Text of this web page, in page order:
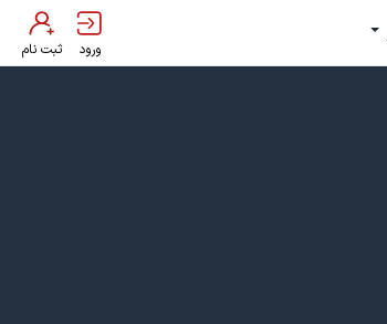
ورود ثبت نام